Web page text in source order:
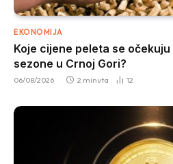
EKONOMIJA
Koje cijene peleta se
sezone u Crnoj Gori?
06/08/2026 2 minuta 12